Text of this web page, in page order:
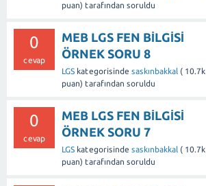
puan) tarafından soruldu
0
cevap
MEB LGS FEN BİLGİSİ
ÖRNEK SORU 8
LGS kategorisinde saskınbakkal ( 10.7k
puan) tarafından soruldu
0
cevap
MEB LGS FEN BİLGİSİ
ÖRNEK SORU 7
LGS kategorisinde saskınbakkal ( 10.7k
puan) tarafından soruldu